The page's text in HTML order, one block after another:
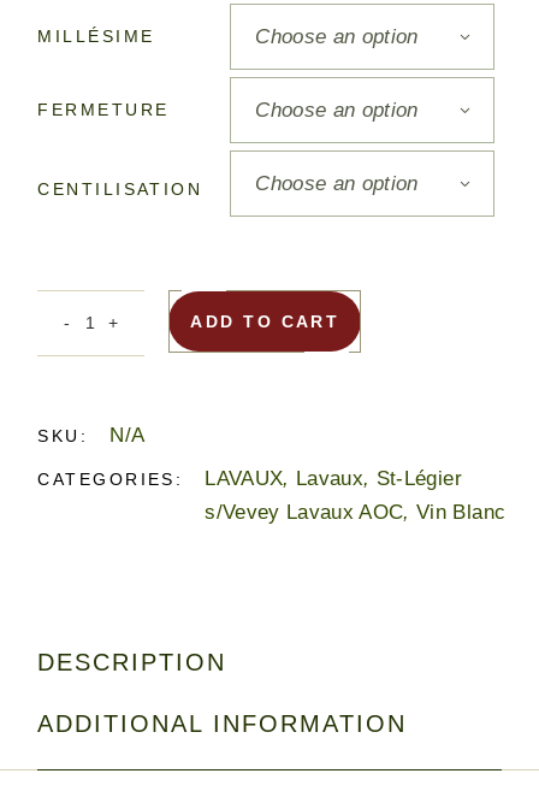
MILLÉSIME Choose an option
FERMETURE Choose an option
CENTILISATION Choose an option
ADD TO CART
SKU: N/A
CATEGORIES: LAVAUX, Lavaux, St-Légier
s/Vevey Lavaux AOC,Vin Blanc
DESCRIPTION
ADDITIONAL INFORMATION